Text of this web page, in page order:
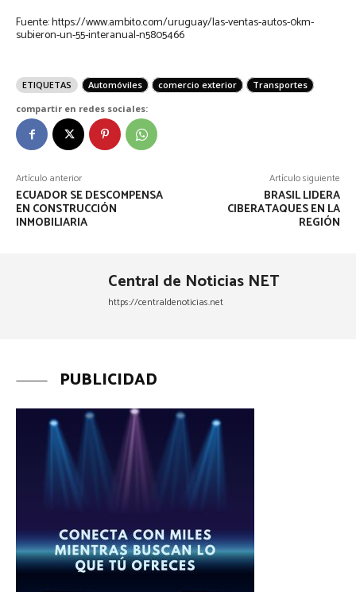
Fuente: https://www.ambito.com/uruguay/las-ventas-autos-0km-
subieron-un-55-interanual-n5805466
ETIQUETAS Automóviles comercio exterior
Transportes
compartir en redes sociales:
Artículo anterior
ECUADOR SE DESCOMPENSA
EN CONSTRUCCIÓN
INMOBILIARIA
Artículo siguiente
BRASIL LIDERA
CIBERATAQUES EN LA
REGIÓN
Central de Noticias NET
https://centraldenoticias.net
PUBLICIDAD